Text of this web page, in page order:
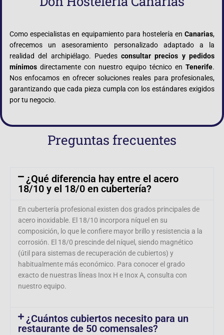
Como especialistas en equipamiento para hostelería en Canarias,
ofrecemos un asesoramiento personalizado adaptado a la
realidad del archipiélago. Puedesconsultar precios y pedidos
mínimos directamente con nuestro equipo técnico en Tenerife.
Nos enfocamos en ofrecer soluciones reales para profesionales,
garantizando que cada pieza cumpla con los estándares exigidos
por tu negocio.
Preguntas frecuentes
¿Qué diferencia hay entre el acero
18/10 y el 18/0 en cubertería?
En cubertería profesional existen dos grados principales de
acero inoxidable. El 18/10 incorpora níquel en su
composición, lo que le confiere mayor brillo y resistencia a la
corrosión. El 18/0 prescinde del níquel, siendo magnético
(útil para sistemas de recuperación de cubiertos) y
habitualmente más económico. Para conocer el grado
exacto de nuestras líneas Inox H e Inox A, consulta con
nuestro equipo.
¿Cuántos cubiertos necesito para un
restaurante de 50 comensales?